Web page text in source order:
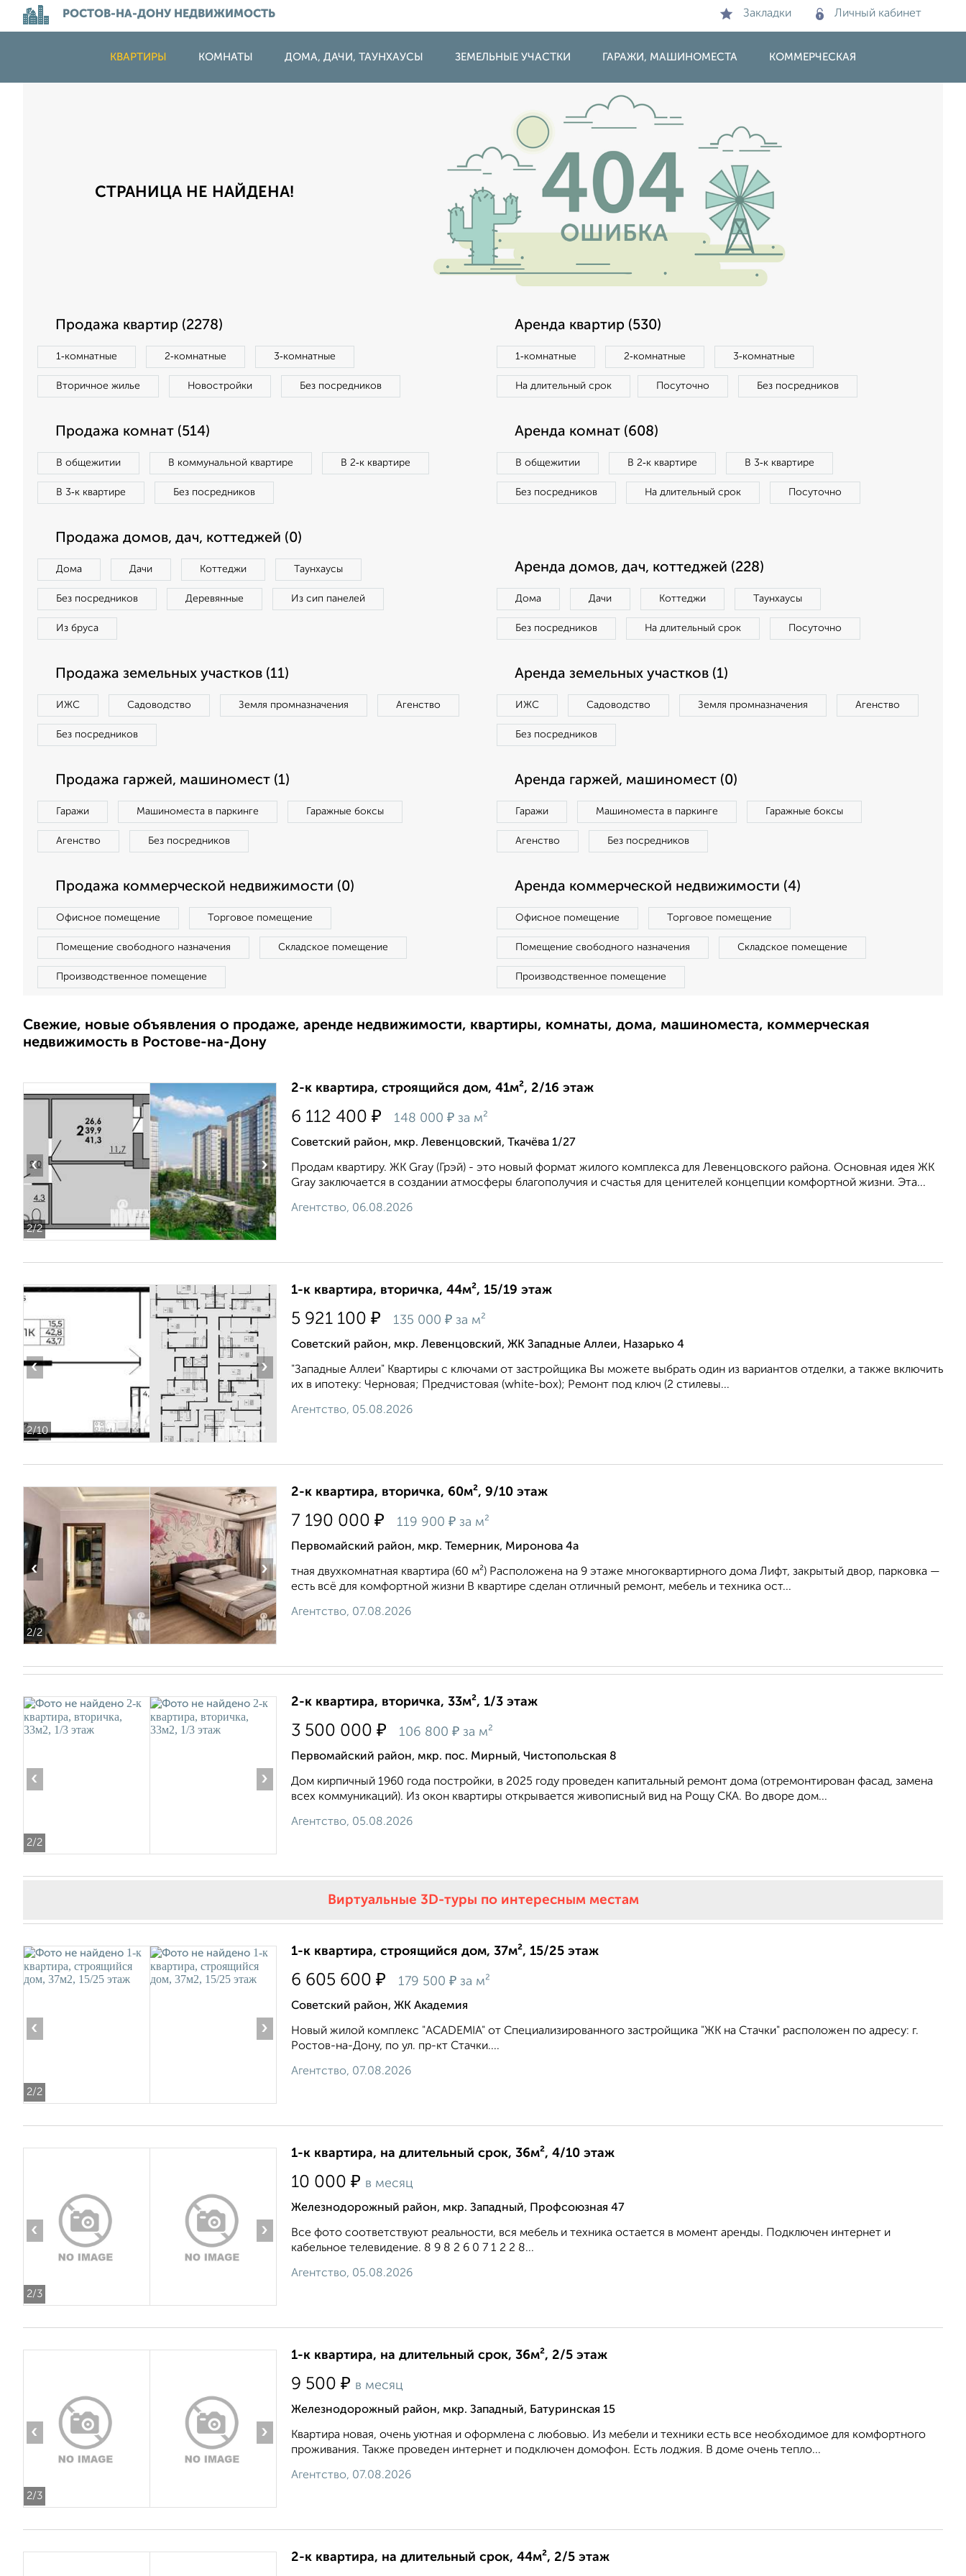
РОСТОВ-НА-ДОНУ НЕДВИЖИМОСТЬ Закладки Личный кабинет
КВАРТИРЫ КОМНАТЫ ДОМА, ДАЧИ, ТАУНХАУСЫ ЗЕМЕЛЬНЫЕ УЧАСТКИ ГАРАЖИ, МАШИНОМЕСТА КОММЕРЧЕСКАЯ
СТРАНИЦА НЕ НАЙДЕНА!
Продажа квартир (2278)
1‑комнатные 2‑комнатные 3‑комнатные
Вторичное жилье Новостройки Без посредников
Аренда квартир (530)
1‑комнатные 2‑комнатные 3‑комнатные
На длительный срок Посуточно Без посредников
Продажа комнат (514)
В общежитии В коммунальной квартире В 2‑к квартире
В 3‑к квартире Без посредников
Аренда комнат (608)
В общежитии В 2‑к квартире В 3‑к квартире
Без посредников На длительный срок Посуточно
Продажа домов, дач, коттеджей (0)
Дома Дачи Коттеджи Таунхаусы
Без посредников Деревянные Из сип панелей
Из бруса
Аренда домов, дач, коттеджей (228)
Дома Дачи Коттеджи Таунхаусы
Без посредников На длительный срок Посуточно
Продажа земельных участков (11)
ИЖС Садоводство Земля промназначения Агенство
Без посредников
Аренда земельных участков (1)
ИЖС Садоводство Земля промназначения Агенство
Без посредников
Продажа гаржей, машиномест (1)
Гаражи Машиноместа в паркинге Гаражные боксы
Агенство Без посредников
Аренда гаржей, машиномест (0)
Гаражи Машиноместа в паркинге Гаражные боксы
Агенство Без посредников
Продажа коммерческой недвижимости (0)
Офисное помещение Торговое помещение
Помещение свободного назначения Складское помещение
Производственное помещение
Аренда коммерческой недвижимости (4)
Офисное помещение Торговое помещение
Помещение свободного назначения Складское помещение
Производственное помещение
Свежие, новые объявления о продаже, аренде недвижимости, квартиры, комнаты, дома, машиноместа, коммерческая
недвижимость в Ростове-на-Дону
2/2
‹ ›
2-к квартира, строящийся дом, 41м², 2/16 этаж
6 112 400 ₽ 148 000 ₽ за м²
Советский район, мкр. Левенцовский, Ткачёва 1/27
Продам квартиру. ЖК Gray (Грэй) - это новый формат жилого комплекса для Левенцовского района. Основная идея ЖК
Gray заключается в создании атмосферы благополучия и счастья для ценителей концепции комфортной жизни. Эта...
Агентство, 06.08.2026
2/10
‹ ›
1-к квартира, вторичка, 44м², 15/19 этаж
5 921 100 ₽ 135 000 ₽ за м²
Советский район, мкр. Левенцовский, ЖК Западные Аллеи, Назарько 4
"Западные Аллеи" Квартиры с ключами от застройщика Вы можете выбрать один из вариантов отделки, а также включить
их в ипотеку: Черновая; Предчистовая (white-box); Ремонт под ключ (2 стилевы...
Агентство, 05.08.2026
2/2
‹ ›
2-к квартира, вторичка, 60м², 9/10 этаж
7 190 000 ₽ 119 900 ₽ за м²
Первомайский район, мкр. Темерник, Миронова 4а
тная двухкомнатная квартира (60 м²) Расположена на 9 этаже многоквартирного дома Лифт, закрытый двор, парковка —
есть всё для комфортной жизни В квартире сделан отличный ремонт, мебель и техника ост...
Агентство, 07.08.2026
2/2
‹ ›
2-к квартира, вторичка, 33м², 1/3 этаж
3 500 000 ₽ 106 800 ₽ за м²
Первомайский район, мкр. пос. Мирный, Чистопольская 8
Дом кирпичный 1960 года постройки, в 2025 году проведен капитальный ремонт дома (отремонтирован фасад, замена
всех коммуникаций). Из oкон квартиры oткpывaeтся живoпиcный вид на Рощу СКА. Во дворе дом...
Агентство, 05.08.2026
Виртуальные 3D-туры по интересным местам
2/2
‹ ›
1-к квартира, строящийся дом, 37м², 15/25 этаж
6 605 600 ₽ 179 500 ₽ за м²
Советский район, ЖК Академия
Новый жилой комплекс "ACADEMIA" от Специализированного застройщика "ЖК на Стачки" расположен по адресу: г.
Ростов-на-Дону, по ул. пр-кт Стачки....
Агентство, 07.08.2026
2/3
‹ ›
1-к квартира, на длительный срок, 36м², 4/10 этаж
10 000 ₽ в месяц
Железнодорожный район, мкр. Западный, Профсоюзная 47
Все фото соответствуют реальности, вся мебель и техника остается в момент аренды. Подключен интернет и
кабельное телевидение. 8 9 8 2 6 0 7 1 2 2 8...
Агентство, 05.08.2026
2/3
‹ ›
1-к квартира, на длительный срок, 36м², 2/5 этаж
9 500 ₽ в месяц
Железнодорожный район, мкр. Западный, Батуринская 15
Квартира новая, очень уютная и оформлена с любовью. Из мебели и техники есть все необходимое для комфортного
проживания. Также проведен интернет и подключен домофон. Есть лоджия. В доме очень тепло...
Агентство, 07.08.2026
2-к квартира, на длительный срок, 44м², 2/5 этаж